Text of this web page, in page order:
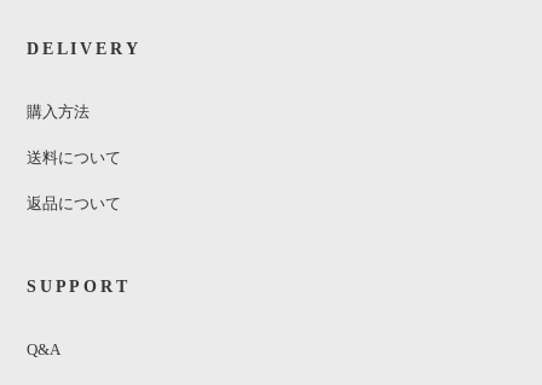
DELIVERY
購入方法
送料について
返品について
SUPPORT
Q&A